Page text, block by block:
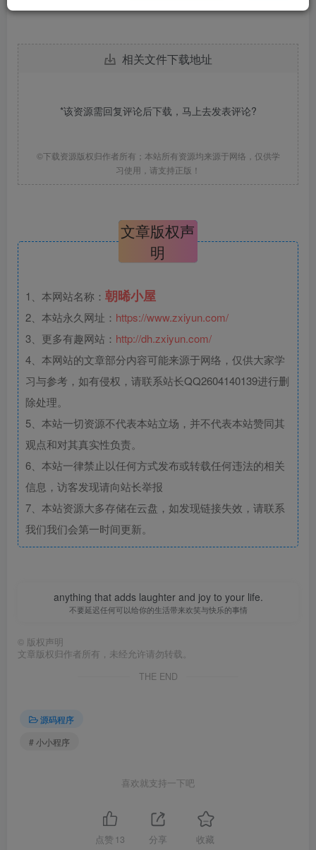
相关文件下载地址
*该资源需回复评论后下载，马上去发表评论?
©下载资源版权归作者所有；本站所有资源均来源于网络，仅供学
习使用，请支持正版！
文章版权声
明
1、本网站名称： 朝晞小屋
2、本站永久网址： https://www.zxiyun.com/
3、更多有趣网站： http://dh.zxiyun.com/
4、本网站的文章部分内容可能来源于网络，仅供大家学
习与参考，如有侵权，请联系站长QQ2604140139进行删
除处理。
5、本站一切资源不代表本站立场，并不代表本站赞同其
观点和对其真实性负责。
6、本站一律禁止以任何方式发布或转载任何违法的相关
信息，访客发现请向站长举报
7、本站资源大多存储在云盘，如发现链接失效，请联系
我们我们会第一时间更新。
anything that adds laughter and joy to your life.
不要延迟任何可以给你的生活带来欢笑与快乐的事情
© 版权声明
文章版权归作者所有，未经允许请勿转载。
THE END
源码程序
# 小小程序
喜欢就支持一下吧
点赞 13 分享 收藏